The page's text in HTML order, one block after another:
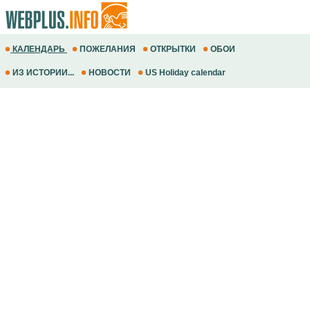
КАЛЕНДАРЬ ПОЖЕЛАНИЯ ОТКРЫТКИ ОБОИ
ИЗ ИСТОРИИ... НОВОСТИ US Holiday calendar